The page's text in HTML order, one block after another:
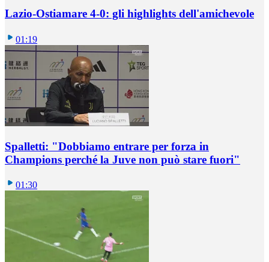
Lazio-Ostiamare 4-0: gli highlights dell'amichevole
01:19
Spalletti: "Dobbiamo entrare per forza in
Champions perché la Juve non può stare fuori"
01:30